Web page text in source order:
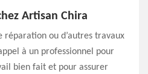
Artisan Chira
réparation ou d’autres travaux
à un professionnel pour
bien fait et pour assurer